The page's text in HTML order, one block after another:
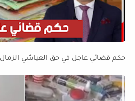
حكم قضائي عاجل في حق العياشي الزمال